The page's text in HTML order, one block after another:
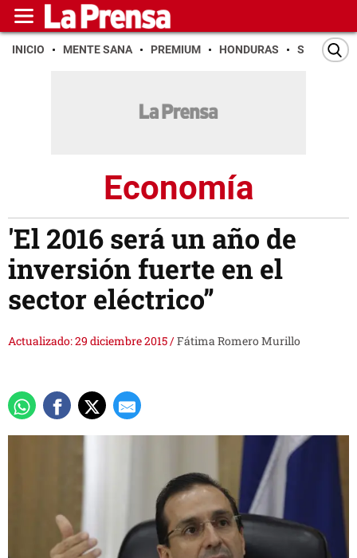
INICIO MENTE SANA PREMIUM HONDURAS SAN PEDRO
Economía
'El 2016 será un año de
inversión fuerte en el
sector eléctrico”
Actualizado: 29 diciembre 2015/Fátima Romero Murillo